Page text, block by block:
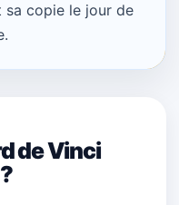
sa copie le jour de
de Vinci